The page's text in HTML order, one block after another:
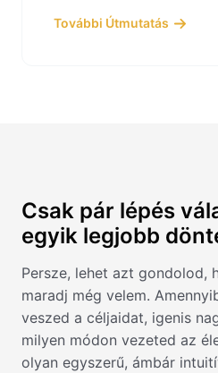
További Útmutatás
Csak pár lépés
egyik legjobb
Persze, lehet azt gondolod,
maradj még velem.
veszed a céljaidat, igenis
milyen módon vezeted az
olyan egyszerű, ámbár